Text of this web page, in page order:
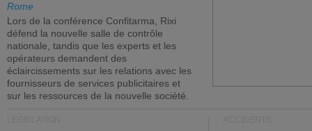
Rome
Lors de la conférence Confitarma, Rixi
défend la nouvelle salle de contrôle
nationale, tandis que les experts et les
opérateurs demandent des
éclaircissements sur les relations avec les
fournisseurs de services publicitaires et
sur les ressources de la nouvelle société.